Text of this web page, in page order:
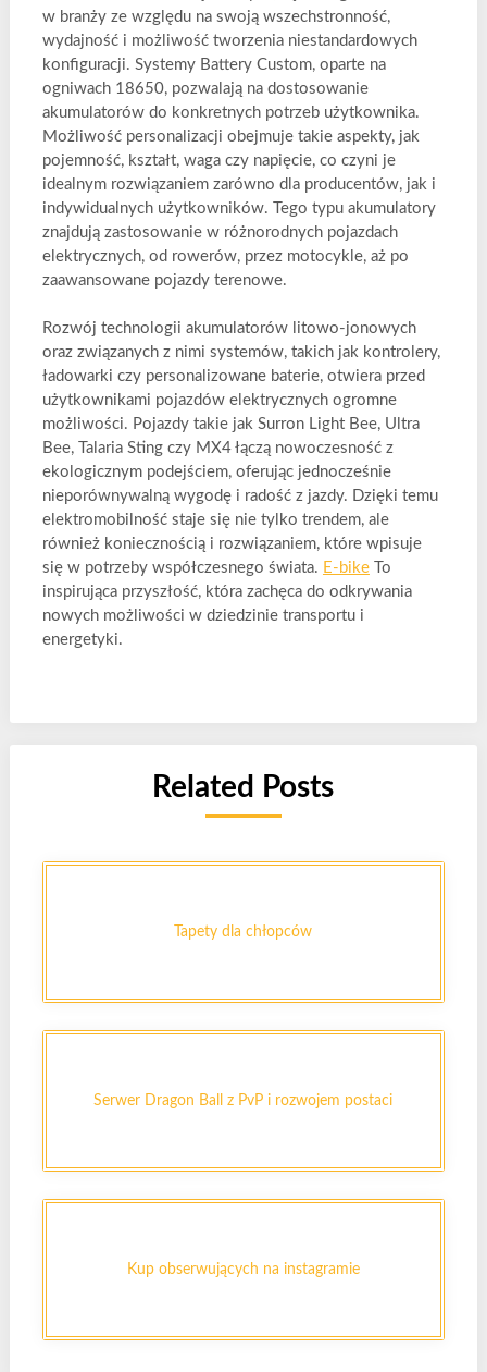
w branży ze względu na swoją wszechstronność,
wydajność i możliwość tworzenia niestandardowych
konfiguracji. Systemy Battery Custom, oparte na
ogniwach 18650, pozwalają na dostosowanie
akumulatorów do konkretnych potrzeb użytkownika.
Możliwość personalizacji obejmuje takie aspekty, jak
pojemność, kształt, waga czy napięcie, co czyni je
idealnym rozwiązaniem zarówno dla producentów, jak i
indywidualnych użytkowników. Tego typu akumulatory
znajdują zastosowanie w różnorodnych pojazdach
elektrycznych, od rowerów, przez motocykle, aż po
zaawansowane pojazdy terenowe.
Rozwój technologii akumulatorów litowo-jonowych
oraz związanych z nimi systemów, takich jak kontrolery,
ładowarki czy personalizowane baterie, otwiera przed
użytkownikami pojazdów elektrycznych ogromne
możliwości. Pojazdy takie jak Surron Light Bee, Ultra
Bee, Talaria Sting czy MX4 łączą nowoczesność z
ekologicznym podejściem, oferując jednocześnie
nieporównywalną wygodę i radość z jazdy. Dzięki temu
elektromobilność staje się nie tylko trendem, ale
również koniecznością i rozwiązaniem, które wpisuje
się w potrzeby współczesnego świata. E-bikeTo
inspirująca przyszłość, która zachęca do odkrywania
nowych możliwości w dziedzinie transportu i
energetyki.
Related Posts
Tapety dla chłopców
Serwer Dragon Ball z PvP i rozwojem postaci
Kup obserwujących na instagramie